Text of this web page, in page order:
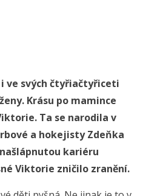
ve svých čtyřiačtyřiceti
Krásu po mamince
Ta se narodila v
a hokejisty Zdeňka
kariéru
Viktorie zničilo zranění.